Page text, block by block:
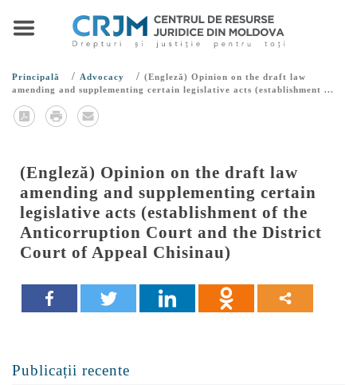
Principală / Advocacy / (Engleză) Opinion on the draft law
amending and supplementing certain legislative acts (establishment ...
(Engleză) Opinion on the draft law
amending and supplementing certain
legislative acts (establishment of the
Anticorruption Court and the District
Court of Appeal Chisinau)
Publicații recente